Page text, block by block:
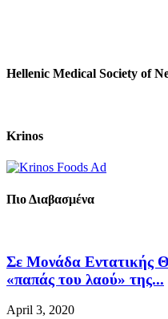
Hellenic Medical Society of
Krinos
Πιο Διαβασμένα
Σε Μονάδα Εντατικής
«παπάς του λαού» της...
April 3, 2020